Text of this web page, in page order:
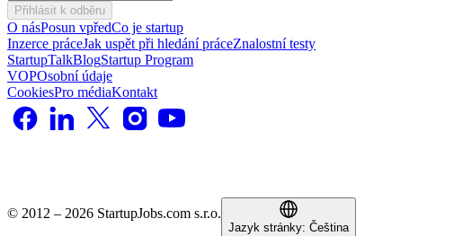
Přihlásit k odběru
O násPosun vpředCo je startup
Inzerce práceJak uspět při hledání práceZnalostní testy
StartupTalkBlogStartup Program
VOPOsobní údaje
CookiesPro médiaKontakt
© 2012 – 2026 StartupJobs.com s.r.o.
Jazyk stránky: Čeština